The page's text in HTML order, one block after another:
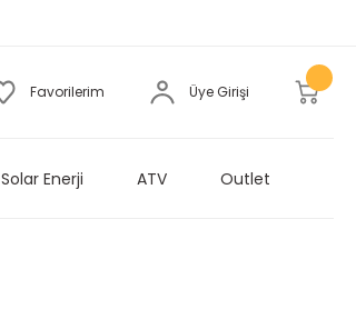
Favorilerim Üye Girişi
Solar Enerji ATV Outlet